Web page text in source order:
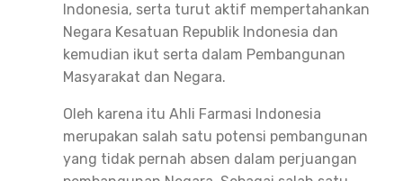
Indonesia, serta turut aktif mempertahankan
Negara Kesatuan Republik Indonesia dan
kemudian ikut serta dalam Pembangunan
Masyarakat dan Negara.
Oleh karena itu Ahli Farmasi Indonesia
merupakan salah satu potensi pembangunan
yang tidak pernah absen dalam perjuangan